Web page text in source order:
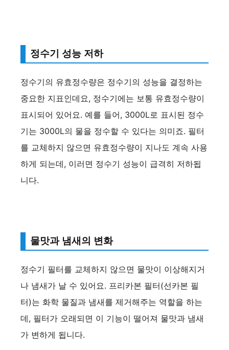
정수기 성능 저하
정수기의 유효정수량은 정수기의 성능을 결정하는
중요한 지표인데요, 정수기에는 보통 유효정수량이
표시되어 있어요. 예를 들어, 3000L로 표시된 정수
기는 3000L의 물을 정수할 수 있다는 의미죠. 필터
를 교체하지 않으면 유효정수량이 지나도 계속 사용
하게 되는데, 이러면 정수기 성능이 급격히 저하됩
니다.
물맛과 냄새의 변화
정수기 필터를 교체하지 않으면 물맛이 이상해지거
나 냄새가 날 수 있어요. 프리카본 필터(선카본 필
터)는 화학 물질과 냄새를 제거해주는 역할을 하는
데, 필터가 오래되면 이 기능이 떨어져 물맛과 냄새
가 변하게 됩니다.